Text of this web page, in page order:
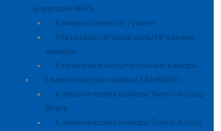
коррозии BEVS
Камеры соляного тумана
Ультрафиолетовые испытательные
камеры
Ксеноновые испытательные камеры
Климатические камеры SANWOOD
Климатические камеры Тепло-Холод-
Влага
Климатические камеры Тепло-Холод